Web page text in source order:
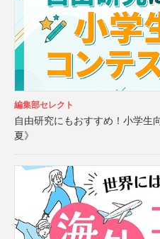
編集部セレクト
自由研究にもおすすめ！小学生
夏》